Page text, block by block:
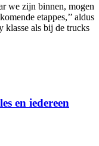
we zijn binnen, mogen
etappes,’’ aldus
klasse als bij de trucks
en iedereen